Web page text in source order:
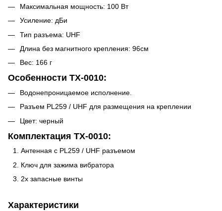
Максимальная мощность: 100 Вт
Усиление: дБи
Тип разъема: UHF
Длина без магнитного крепления: 96см
Вес: 166 г
Особенности TX-0010:
Водонепроницаемое исполнение.
Разъем PL259 / UHF для размещения на креплении
Цвет: черный
Комплектация TX-0010:
Антенная с PL259 / UHF разъемом
Ключ для зажима вибратора
2х запасные винты
Характеристики